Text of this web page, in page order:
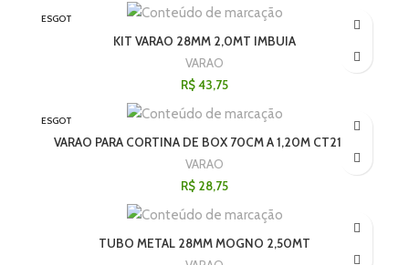
ESGOT
KIT VARAO 28MM 2,0MT IMBUIA
VARAO
R$43,75
ESGOT
VARAO PARA CORTINA DE BOX 70CM A 1,20M CT2185
VARAO
R$ 28,75
TUBO METAL 28MM MOGNO 2,50MT